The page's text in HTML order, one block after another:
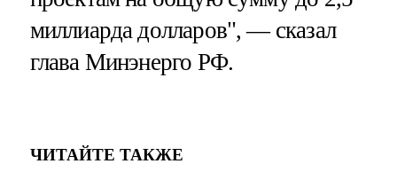
миллиарда долларов", — сказал
глава Минэнерго РФ.
ЧИТАЙТЕ ТАКЖЕ